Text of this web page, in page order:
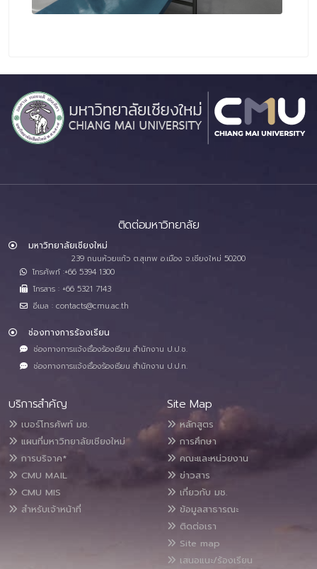
ติดต่อมหาวิทยาลัย
มหาวิทยาลัยเชียงใหม่
239 ถนนห้วยแก้ว ต.สุเทพ อ.เมือง จ.เชียงใหม่ 50200
โทรศัพท์ :+66 5394 1300
โทรสาร : +66 5321 7143
อีเมล : contacts@cmu.ac.th
ช่องทางการร้องเรียน
ช่องทางการแจ้งเรื่องร้องเรียน สำนักงาน ป.ป.ช.
ช่องทางการแจ้งเรื่องร้องเรียน สำนักงาน ป.ป.ท.
บริการสำคัญ
เบอร์โทรศัพท์ มช.
แผนที่มหาวิทยาลัยเชียงใหม่
การบริจาค*
CMU MAIL
CMU MIS
สำหรับเจ้าหน้าที่
Site Map
หลักสูตร
การศึกษา
คณะและหน่วยงาน
ข่าวสาร
เกี่ยวกับ มช.
ข้อมูลสาธารณะ
ติดต่อเรา
Site map
เสนอแนะ/ร้องเรียน